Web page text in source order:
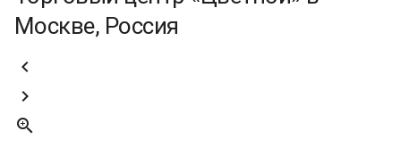
Москве, Россия


